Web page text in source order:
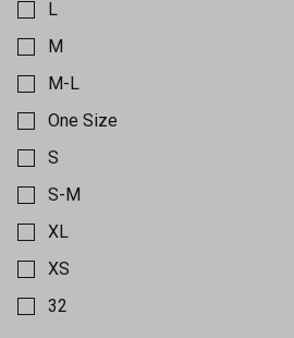
L
M
M-L
One Size
S
S-M
XL
XS
32